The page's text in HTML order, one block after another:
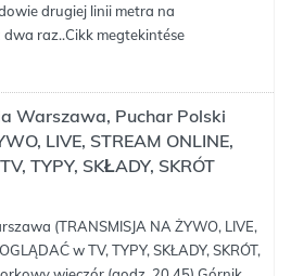
drugiej linii metra na
dwa raz..Cikk megtekintése
Warszawa, Puchar Polski
LIVE, STREAM ONLINE,
TYPY, SKŁADY, SKRÓT
(TRANSMISJA NA ŻYWO, LIVE,
w TV, TYPY, SKŁADY, SKRÓT,